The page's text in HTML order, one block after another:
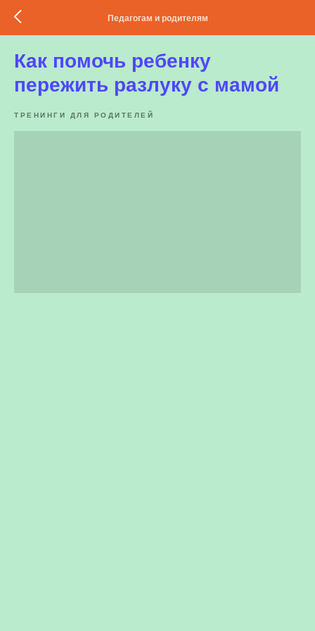
Педагогам и родителям
Как помочь ребенку
пережить разлуку с мамой
ТРЕНИНГИ ДЛЯ РОДИТЕЛЕЙ